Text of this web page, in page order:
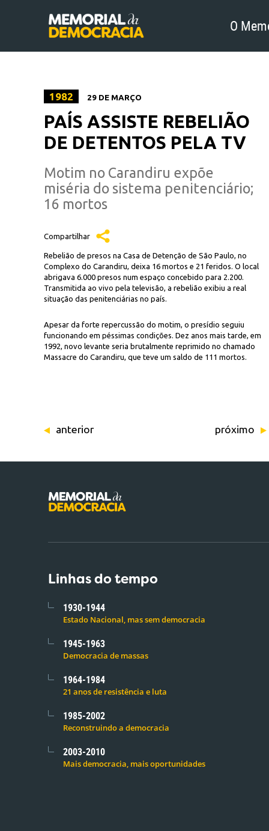
O
1982 29 DE MARÇO
PAÍS ASSISTE REBELIÃO
DE DETENTOS PELA TV
Motim no Carandiru expõe
miséria do sistema penitenciário;
16 mortos
Compartilhar
Rebelião de presos na Casa de Detenção de São Paulo, no
Complexo do Carandiru, deixa 16 mortos e 21 feridos. O local
abrigava 6.000 presos num espaço concebido para 2.200.
Transmitida ao vivo pela televisão, a rebelião exibiu a real
situação das penitenciárias no país.
Apesar da forte repercussão do motim, o presídio seguiu
funcionando em péssimas condições. Dez anos mais tarde, em
1992, novo levante seria brutalmente reprimido no chamado
Massacre do Carandiru, que teve um saldo de 111 mortos.
anterior próximo
Linhas do tempo
1930-1944
Estado Nacional, mas sem democracia
1945-1963
Democracia de massas
1964-1984
21 anos de resistência e luta
1985-2002
Reconstruindo a democracia
2003-2010
Mais democracia, mais oportunidades